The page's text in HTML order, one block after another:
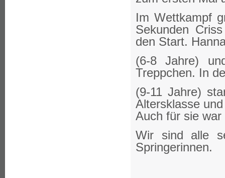
Im Wettkampf
Sekunden
den Start.
(6-8 Jahre)
Treppchen. In
(9-11 Jahre)
Altersklasse
Auch für sie
Wir sind alle
Springerinnen.